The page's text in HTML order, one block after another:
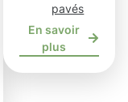
pavés
En savoir
plus